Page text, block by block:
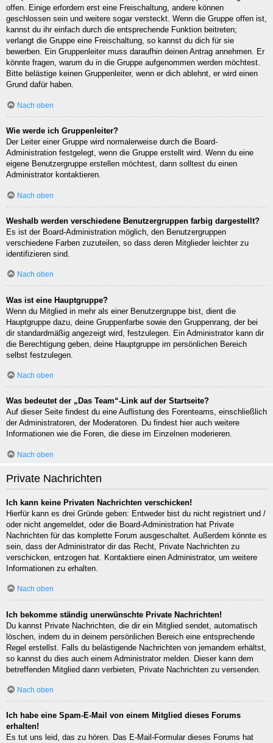
offen. Einige erfordern erst eine Freischaltung, andere können
geschlossen sein und weitere sogar versteckt. Wenn die Gruppe offen ist,
kannst du ihr einfach durch die entsprechende Funktion beitreten;
verlangt die Gruppe eine Freischaltung, so kannst du dich für sie
bewerben. Ein Gruppenleiter muss daraufhin deinen Antrag annehmen. Er
könnte fragen, warum du in die Gruppe aufgenommen werden möchtest.
Bitte belästige keinen Gruppenleiter, wenn er dich ablehnt, er wird einen
Grund dafür haben.
Nach oben
Wie werde ich Gruppenleiter?
Der Leiter einer Gruppe wird normalerweise durch die Board-
Administration festgelegt, wenn die Gruppe erstellt wird. Wenn du eine
eigene Benutzergruppe erstellen möchtest, dann solltest du einen
Administrator kontaktieren.
Nach oben
Weshalb werden verschiedene Benutzergruppen farbig dargestellt?
Es ist der Board-Administration möglich, den Benutzergruppen
verschiedene Farben zuzuteilen, so dass deren Mitglieder leichter zu
identifizieren sind.
Nach oben
Was ist eine Hauptgruppe?
Wenn du Mitglied in mehr als einer Benutzergruppe bist, dient die
Hauptgruppe dazu, deine Gruppenfarbe sowie den Gruppenrang, der bei
dir standardmäßig angezeigt wird, festzulegen. Ein Administrator kann dir
die Berechtigung geben, deine Hauptgruppe im persönlichen Bereich
selbst festzulegen.
Nach oben
Was bedeutet der „Das Team“-Link auf der Startseite?
Auf dieser Seite findest du eine Auflistung des Forenteams, einschließlich
der Administratoren, der Moderatoren. Du findest hier auch weitere
Informationen wie die Foren, die diese im Einzelnen moderieren.
Nach oben
Private Nachrichten
Ich kann keine Privaten Nachrichten verschicken!
Hierfür kann es drei Gründe geben: Entweder bist du nicht registriert und /
oder nicht angemeldet, oder die Board-Administration hat Private
Nachrichten für das komplette Forum ausgeschaltet. Außerdem könnte es
sein, dass der Administrator dir das Recht, Private Nachrichten zu
verschicken, entzogen hat. Kontaktiere einen Administrator, um weitere
Informationen zu erhalten.
Nach oben
Ich bekomme ständig unerwünschte Private Nachrichten!
Du kannst Private Nachrichten, die dir ein Mitglied sendet, automatisch
löschen, indem du in deinem persönlichen Bereich eine entsprechende
Regel erstellst. Falls du belästigende Nachrichten von jemandem erhältst,
so kannst du dies auch einem Administrator melden. Dieser kann dem
betreffenden Mitglied dann verbieten, Private Nachrichten zu versenden.
Nach oben
Ich habe eine Spam-E-Mail von einem Mitglied dieses Forums
erhalten!
Es tut uns leid, das zu hören. Das E-Mail-Formular dieses Forums hat